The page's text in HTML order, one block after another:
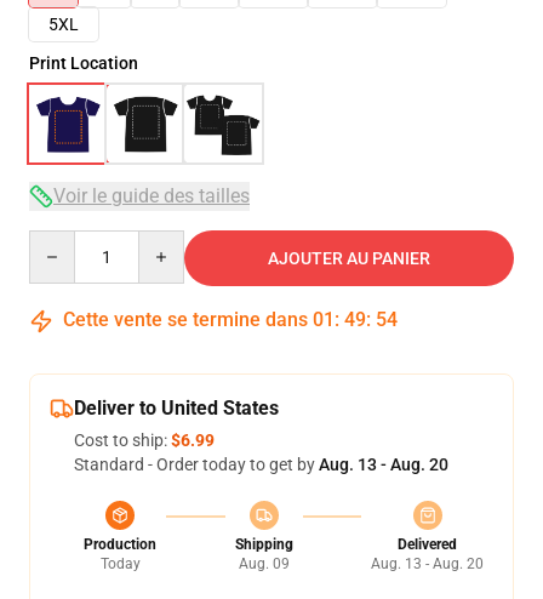
5XL
Print Location
Voir le guide des tailles
AJOUTER AU PANIER
Cette vente se termine dans 01 : 49: 54
Deliver to United States
Cost to ship:$6.99
Standard - Order today to get byAug. 13 - Aug. 20
Production
Today
Shipping
Aug. 09
Delivered
Aug. 13 - Aug. 20